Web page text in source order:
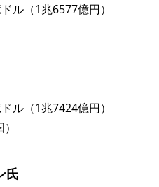
ル（1兆6577億円）
ル（1兆7424億円）
氏